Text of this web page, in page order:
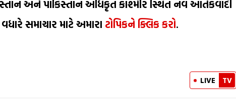
અને પાકિસ્તાન અધિકૃત કાશ્મીર સ્થિત નવ આતંકવાદી
સમાચાર માટે અમારા ટોપિકને ક્લિક કરો.
LIVE TV